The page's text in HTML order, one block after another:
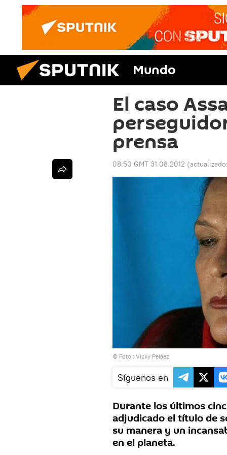
Mundo
El caso
prensa
08:50 GMT 31.08.2012
© Foto : Vicky Peláez
Síguenos en
Durante los últimos
adjudicado el título de
su manera y un
en el planeta.